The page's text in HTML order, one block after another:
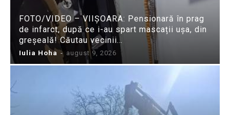
FOTO/VIDEO – VIIȘOARA: Pensionară în prag
de infarct, după ce i-au spart mascații ușa, din
greșeală! Căutau vecinii…
Iulia Hoha - august 9, 2026